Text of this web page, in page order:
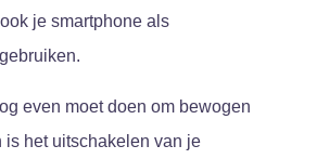
je smartphone als
even moet doen om bewogen
is het uitschakelen van je